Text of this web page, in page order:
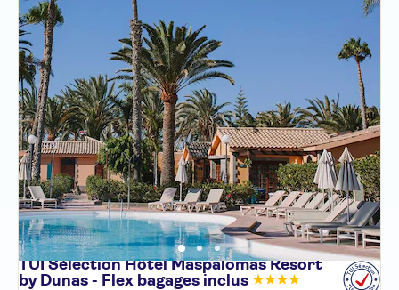
TUI Sélection Hôtel Maspalomas Resort
by Dunas - Flex bagages inclus